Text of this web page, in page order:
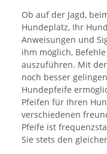
Ob auf der Jagd,
Hundeplatz, Ihr
Anweisungen und
ihm möglich,
auszuführen. Mit
noch besser
Hundepfeife
Pfeifen für Ihren
verschiedenen
Pfeife ist
Sie stets den